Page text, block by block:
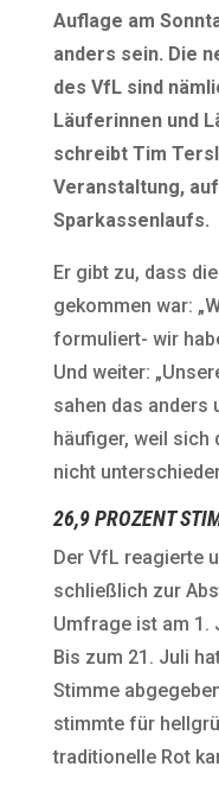
Auflage am
anders sein. Die
des VfL sind
Läuferinnen und
schreibt Tim
Veranstaltung,
Sparkassenlaufs.
Er gibt zu, dass
gekommen war:
formuliert- wir
Und weiter:
sahen das anders
häufiger, weil sich
nicht
26,9 PROZENT
Der VfL reagierte
schließlich zur
Umfrage ist am 1.
Bis zum 21. Juli
Stimme
stimmte für
traditionelle Rot